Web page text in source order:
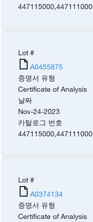
447115000,447111000
Lot #
A0455875
증명서 유형
Certificate of Analysis
날짜
Nov-24-2023
카탈로그 번호
447115000,447111000
Lot #
A0374134
증명서 유형
Certificate of Analysis